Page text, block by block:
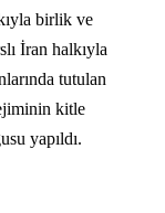
birlik ve
İran halkıyla
tutulan
kitle
yapıldı.